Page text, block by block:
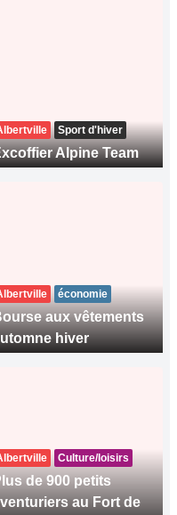
Sport d'hiver
Alpine Team
économie
aux vêtements
hiver
Culture/loisirs
de 900 petits
au Fort de